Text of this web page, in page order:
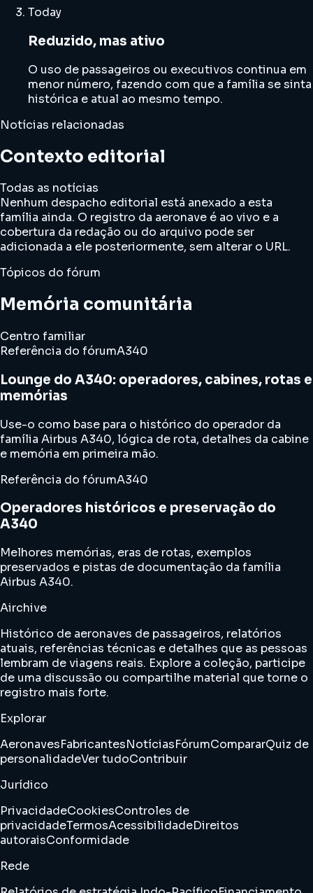
Today
Reduzido, mas ativo
O uso de passageiros ou executivos continua em
menor número, fazendo com que a família se sinta
histórica e atual ao mesmo tempo.
Notícias relacionadas
Contexto editorial
Todas as notícias
Nenhum despacho editorial está anexado a esta
família ainda. O registro da aeronave é ao vivo e a
cobertura da redação ou do arquivo pode ser
adicionada a ele posteriormente, sem alterar o URL.
Tópicos do fórum
Memória comunitária
Centro familiar
Referência do fórumA340
Lounge do A340: operadores, cabines, rotas e
memórias
Use-o como base para o histórico do operador da
família Airbus A340, lógica de rota, detalhes da cabine
e memória em primeira mão.
Referência do fórumA340
Operadores históricos e preservação do
A340
Melhores memórias, eras de rotas, exemplos
preservados e pistas de documentação da família
Airbus A340.
Airchive
Histórico de aeronaves de passageiros, relatórios
atuais, referências técnicas e detalhes que as pessoas
lembram de viagens reais. Explore a coleção, participe
de uma discussão ou compartilhe material que torne o
registro mais forte.
Explorar
AeronavesFabricantesNotíciasFórumCompararQuiz de
personalidadeVer tudoContribuir
Jurídico
PrivacidadeCookiesControles de
privacidadeTermosAcessibilidadeDireitos
autoraisConformidade
Rede